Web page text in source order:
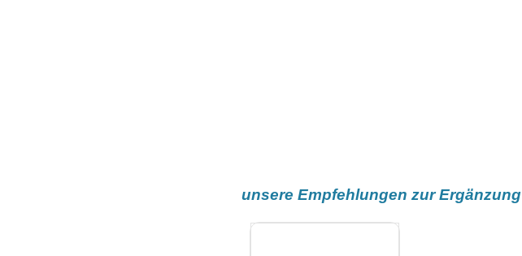
unsere Empfehlungen zur Ergänzung